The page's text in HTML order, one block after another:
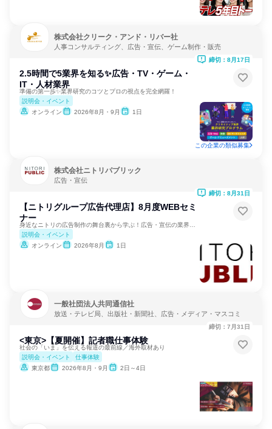
株式会社クリーク・アンド・リバー社
人事コンサルティング、広告・宣伝、ゲーム制作・販売
2.5時間で5業界を知る✨広告・TV・ゲーム・
IT・人材業界
準備の第一歩✨業界研究のコツとプロの視点を完全網羅！
説明会・イベント
オンライン
2026年8月・9月 1日
締切：8月17日
この企業の類似募集
株式会社ニトリパブリック
広告・宣伝
【ニトリグループ広告代理店】8月度WEBセミ
ナー
説明会・イベント
オンライン
2026年8月 1日
締切：8月31日
一般社団法人共同通信社
放送・テレビ局、出版社・新聞社、広告・メディア・マスコミ
<東京>【夏開催】記者職仕事体験
社会の「いま」を伝える報道の最前線／海外取材あり
説明会・イベント
仕事体験
東京都
2026年8月・9月 2日～4日
締切：7月31日